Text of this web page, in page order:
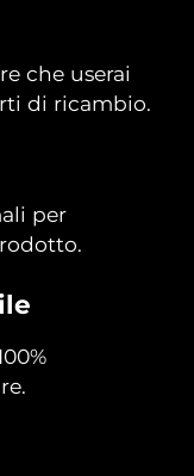
che userai
di ricambio.
per